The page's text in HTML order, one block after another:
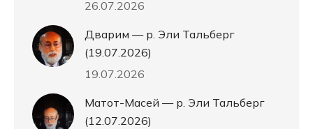
26.07.2026
Дварим — р. Эли Тальберг
(19.07.2026)
19.07.2026
Матот-Масей — р. Эли Тальберг
(12.07.2026)